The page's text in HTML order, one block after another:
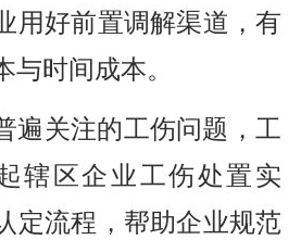
用好前置调解渠道，有
时间成本。
遍关注的工伤问题，工
辖区企业工伤处置实
定流程，帮助企业规范